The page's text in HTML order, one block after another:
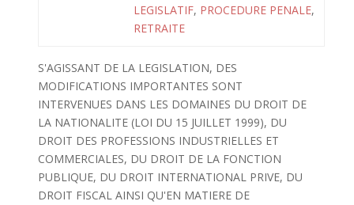
LEGISLATIF, PROCEDURE PENALE,
RETRAITE
S'AGISSANT DE LA LEGISLATION, DES
MODIFICATIONS IMPORTANTES SONT
INTERVENUES DANS LES DOMAINES DU DROIT DE
LA NATIONALITE (LOI DU 15 JUILLET 1999), DU
DROIT DES PROFESSIONS INDUSTRIELLES ET
COMMERCIALES, DU DROIT DE LA FONCTION
PUBLIQUE, DU DROIT INTERNATIONAL PRIVE, DU
DROIT FISCAL AINSI QU'EN MATIERE DE